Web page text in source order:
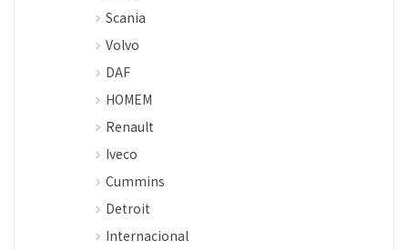
Scania
Volvo
DAF
HOMEM
Renault
Iveco
Cummins
Detroit
Internacional